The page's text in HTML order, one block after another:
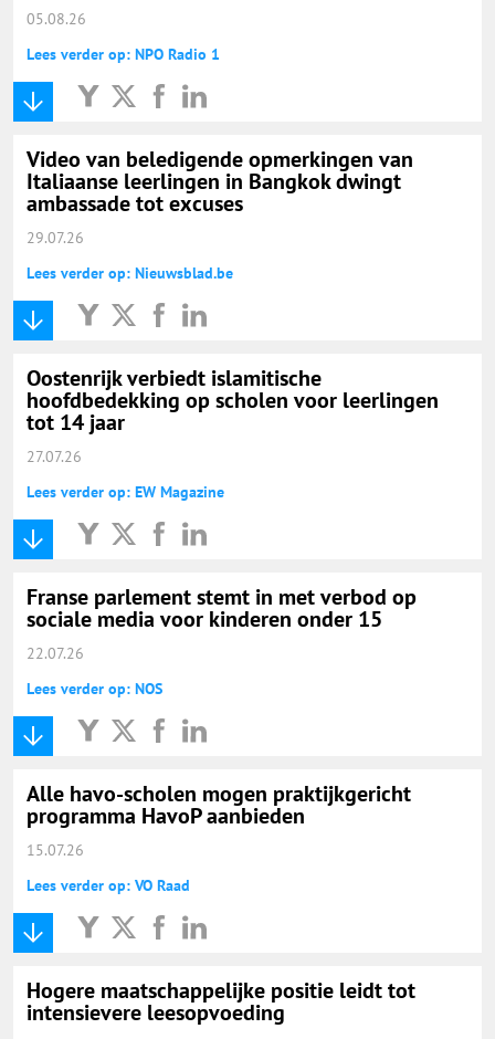
05.08.26
Lees verder op: NPO Radio 1
Video van beledigende opmerkingen van
Italiaanse leerlingen in Bangkok dwingt
ambassade tot excuses
29.07.26
Lees verder op: Nieuwsblad.be
Oostenrijk verbiedt islamitische
hoofdbedekking op scholen voor leerlingen
tot 14 jaar
27.07.26
Lees verder op: EW Magazine
Franse parlement stemt in met verbod op
sociale media voor kinderen onder 15
22.07.26
Lees verder op: NOS
Alle havo-scholen mogen praktijkgericht
programma HavoP aanbieden
15.07.26
Lees verder op: VO Raad
Hogere maatschappelijke positie leidt tot
intensievere leesopvoeding